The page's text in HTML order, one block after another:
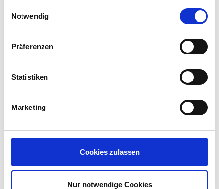
Notwendig
Präferenzen
Statistiken
Marketing
Cookies zulassen
Nur notwendige Cookies